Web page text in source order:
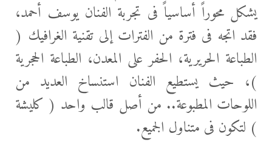
يشكل محوراً أساسياً فى تجربة الفنان يوسف أحمد،
فقد اتجه فى فترة من الفترات إلى تقنية الغرافيك (
الطباعة الحريرية، الحفر على المعدن، الطباعة الحجرية
)، حيث يستطيع الفنان استنساخ العديد من
اللوحات المطبوعة.. من أصل قالب واحد ( كليشة
) لتكون فى متناول الجميع.